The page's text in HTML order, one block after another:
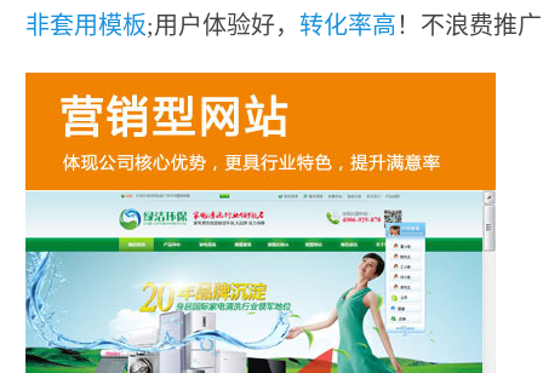
非套用模板;用户体验好， 转化率高！不浪费推